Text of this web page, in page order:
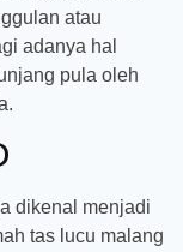
atau
adanya hal
pula oleh
dikenal menjadi
tas lucu malang